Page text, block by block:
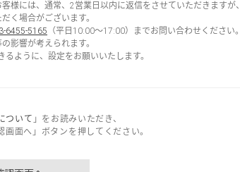
様には、通常、2営業日以内に返信をさせていただきますが、
く場合がございます。
6455-5165 （平日10:00～17:00）までお問い合わせください。
影響が考えられます。
るように、設定をお願いいたします。
ついて 」をお読みいただき、
画面へ」ボタンを押してください。